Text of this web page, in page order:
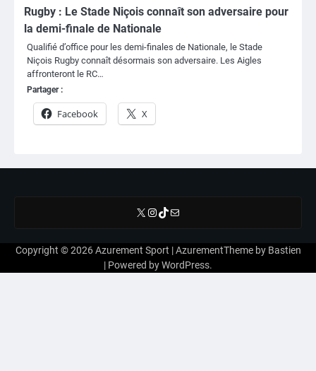
Rugby : Le Stade Niçois connaît son adversaire pour
la demi-finale de Nationale
Qualifié d’office pour les demi-finales de Nationale, le Stade
Niçois Rugby connaît désormais son adversaire. Les Aigles
affronteront le RC…
Partager :
Facebook X
X Instagram
TikTok
E-mail
Copyright © 2026Azurement Sport | AzurementTheme by Bastien
| Powered byWordPress.